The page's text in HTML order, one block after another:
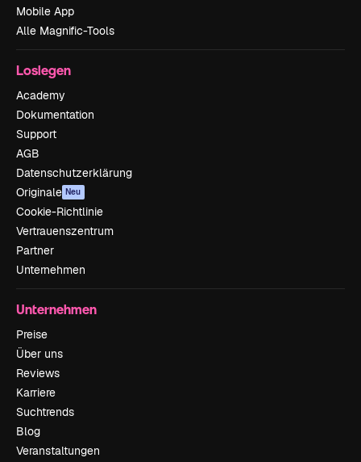
Mobile App
Alle Magnific-Tools
Loslegen
Academy
Dokumentation
Support
AGB
Datenschutzerklärung
Originale Neu
Cookie-Richtlinie
Vertrauenszentrum
Partner
Unternehmen
Unternehmen
Preise
Über uns
Reviews
Karriere
Suchtrends
Blog
Veranstaltungen